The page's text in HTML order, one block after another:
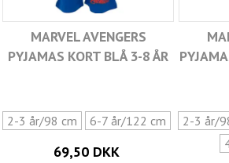
MARVEL AVENGERS
PYJAMAS KORT BLÅ 3-8 ÅR
2-3 år/98 cm 6-7 år/122 cm
69,50 DKK
2-3 år/